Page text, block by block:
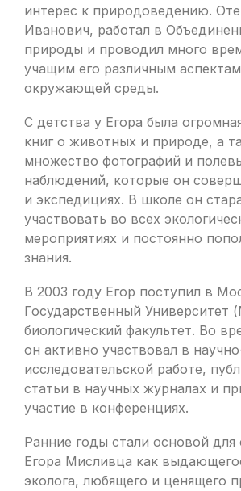
интерес к природоведению.
Иванович, работал в
природы и проводил много
учащим его различным
окружающей среды.
С детства у Егора была
книг о животных и природе, а
множество фотографий и
наблюдений, которые он
и экспедициях. В школе он
участвовать во всех
мероприятиях и постоянно
знания.
В 2003 году Егор поступил в
Государственный Университет
биологический факультет. Во
он активно участвовал в
исследовательской работе,
статьи в научных журналах и
участие в конференциях.
Ранние годы стали основой
Егора Мисливца как
эколога, любящего и ценящего